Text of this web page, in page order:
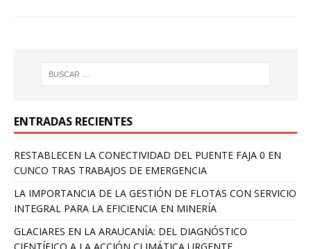
ENTRADAS RECIENTES
RESTABLECEN LA CONECTIVIDAD DEL PUENTE FAJA 0 EN
CUNCO TRAS TRABAJOS DE EMERGENCIA
LA IMPORTANCIA DE LA GESTIÓN DE FLOTAS CON SERVICIO
INTEGRAL PARA LA EFICIENCIA EN MINERÍA
GLACIARES EN LA ARAUCANÍA: DEL DIAGNÓSTICO